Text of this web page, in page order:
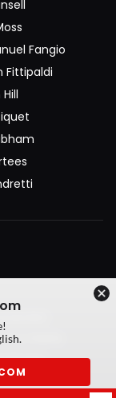
Fangio
Fittipaldi
Marks